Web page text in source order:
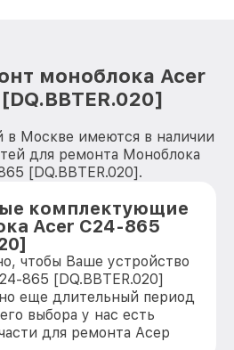
моноблока Acer
в Москве имеются в наличии
для ремонта Моноблока
[DQ.BBTER.020].
комплектующие
Acer C24-865
чтобы Ваше устройство
865 [DQ.BBTER.020]
еще длительный период
выбора у нас есть
для ремонта Асер